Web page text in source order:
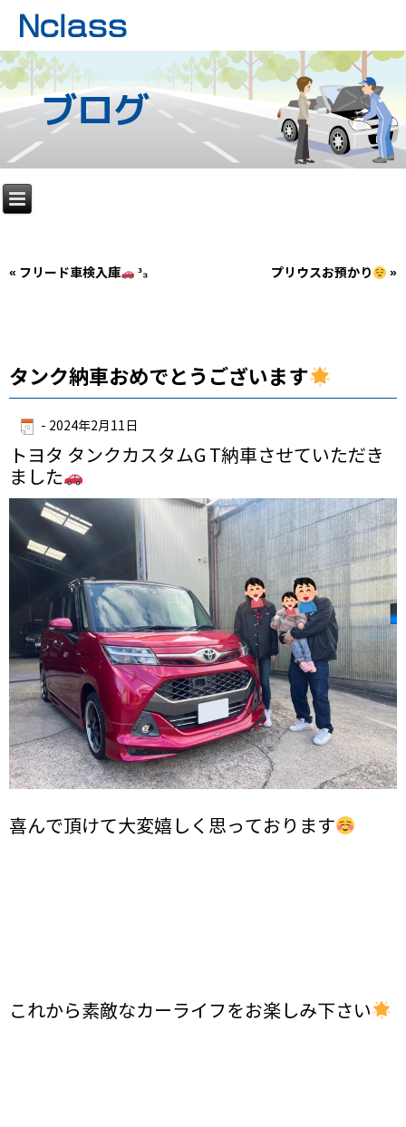
ブログ
« フリード車検入庫 ³₃ プリウスお預かり »
タンク納車おめでとうございます
- 2024年2月11日
トヨタ タンクカスタムG T納車させていただき
ました
喜んで頂けて大変嬉しく思っております
これから素敵なカーライフをお楽しみ下さい